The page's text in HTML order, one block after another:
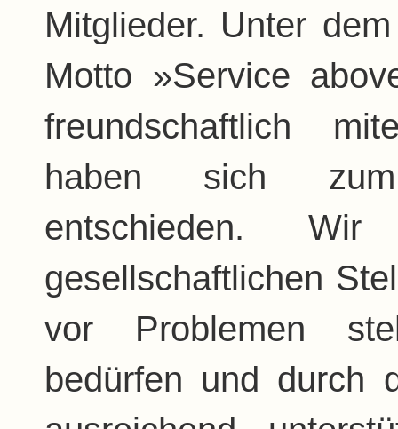
Mitglieder. Unter
Motto »Service
freundschaftlich
haben sich zum
entschieden.
gesellschaftlichen
vor Problemen
bedürfen und durch